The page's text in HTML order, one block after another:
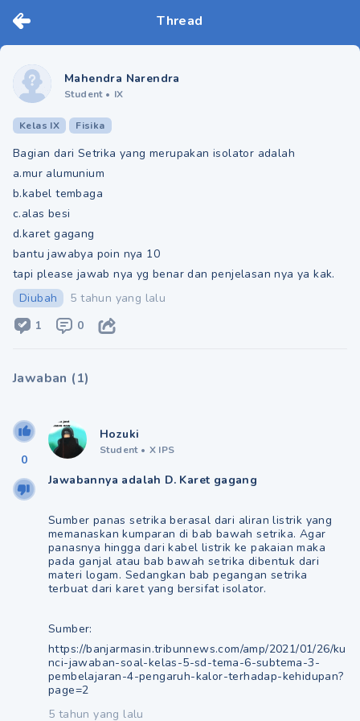
Thread
Mahendra Narendra
Student • IX
Kelas IX Fisika
Bagian dari Setrika yang merupakan isolator adalah
a.mur alumunium
b.kabel tembaga
c.alas besi
d.karet gagang
bantu jawabya poin nya 10
tapi please jawab nya yg benar dan penjelasan nya ya kak.​
Diubah
5 tahun yang lalu
1
0
Jawaban (1)
0
Hozuki
Student • X IPS
Jawabannya adalah D. Karet gagang
Sumber panas setrika berasal dari aliran listrik yang
memanaskan kumparan di bab bawah setrika. Agar
panasnya hingga dari kabel listrik ke pakaian maka
pada ganjal atau bab bawah setrika dibentuk dari
materi logam. Sedangkan bab pegangan setrika
terbuat dari karet yang bersifat isolator.
Sumber:
https://banjarmasin.tribunnews.com/amp/2021/01/26/ku
nci-jawaban-soal-kelas-5-sd-tema-6-subtema-3-
pembelajaran-4-pengaruh-kalor-terhadap-kehidupan?
page=2
5 tahun yang lalu